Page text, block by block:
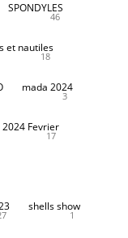
SPONDYLES
46
et nautiles
18
mada 2024
3
Fevrier
17
shells show
1